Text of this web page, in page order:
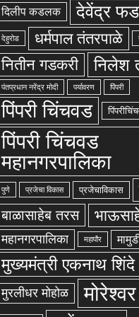
दिलीप कडलक देवेंद्र
देहुरोड धर्मपाल तंतरपाळे
नितीन गडकरी निलेश
पंतप्रधान नरेंद्र मोदी पर्यावरण पिंपरी
पिंपरी चिंचवड
पिंपरी चिंचवड
महानगरपालिका
पुणे प्रजेचा विकास प्रजेचाविकास
बाळासाहेब तरस
महानगरपालिका महापौर
मुख्यमंत्री एकनाथ शिंदे
मुरलीधर मोहोळ